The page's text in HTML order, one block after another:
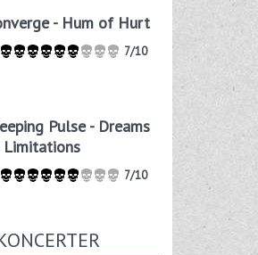
- Hum of Hurt
7/10
Pulse - Dreams
7/10